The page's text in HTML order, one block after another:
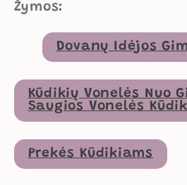
Žymos:
Dovanų Idėjos
Kūdikių Vonelės Nuo
Saugios Vonelės
Prekės Kūdikiams